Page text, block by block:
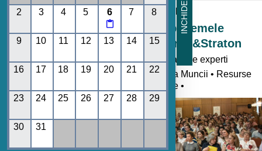
Consultanta de la specialisti
Seminare si Conferinte pe temele
momentului oferite de Rentrop&Straton
- Toate noutatile legislative explicate de experti
• Codul Fiscal • Contabilitate • Legislatia Muncii • Resurse
Umane • REGES online •
2 3 4 5 6

7 8
9 10 11 12 13 14 15
16 17 18 19 20 21 22
23 24 25 26 27 28 29
30 31
INCHIDE